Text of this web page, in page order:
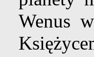
Wenus